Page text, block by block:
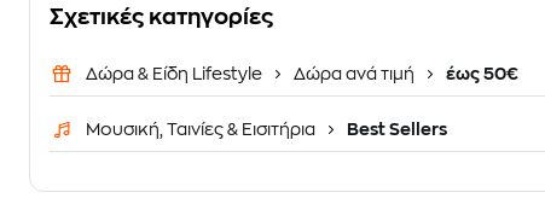
Σχετικές κατηγορίες
Δώρα & Είδη Lifestyle Δώρα ανά τιμή έως 50€
Μουσική, Ταινίες & Εισιτήρια Best Sellers